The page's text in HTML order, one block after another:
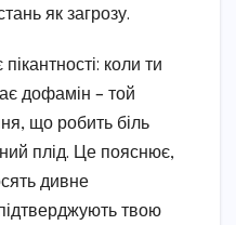
як загрозу.
коли ти
дофамін – той
що робить біль
плід. Це пояснює,
дивне
твою